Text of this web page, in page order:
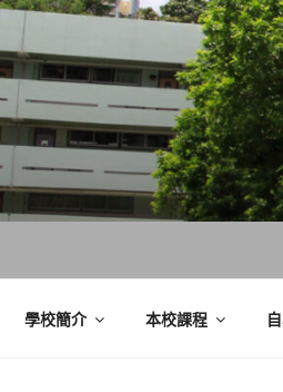
學校簡介 本校課程